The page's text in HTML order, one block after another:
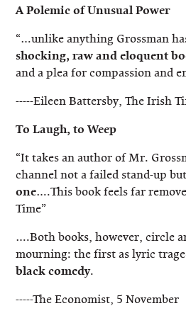
A Polemic of Unusual Power
“…unlike anything Grossman
shocking, raw and eloquent
and a plea for compassion and
-----Eileen Battersby, The Irish
To Laugh, to Weep
“It takes an author of Mr.
channel not a failed stand-up
one….This book feels far
Time”
….Both books, however, circle
mourning: the first as lyric
black comedy.
-----The Economist, 5 November